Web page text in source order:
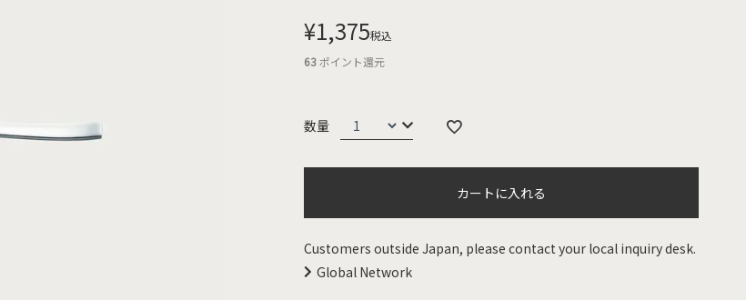
¥1,375税込
63ポイント還元
カートに入れる
Customers outside Japan, please contact your local inquiry desk.
Global Network